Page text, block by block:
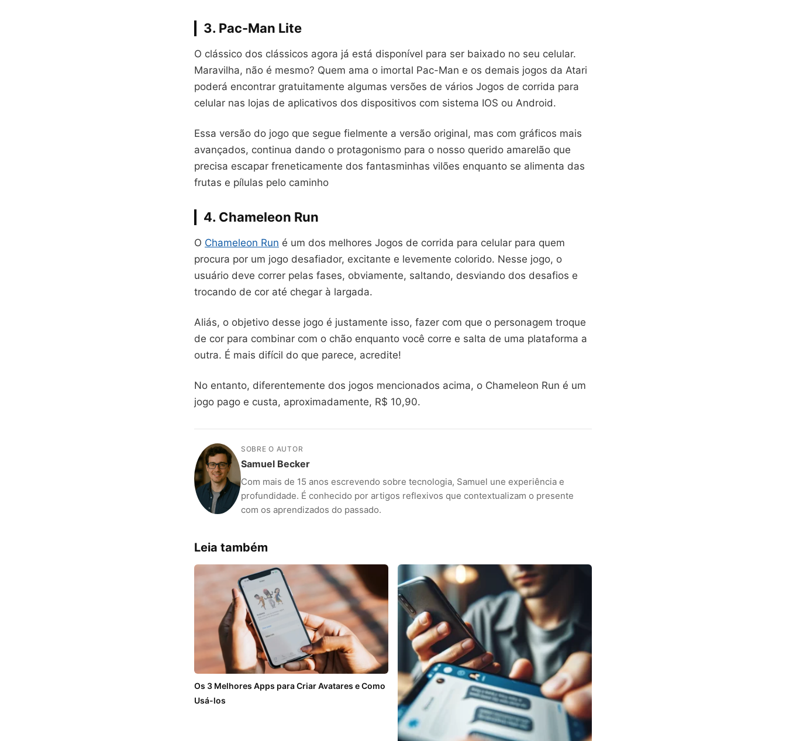
3. Pac-Man Lite
O clássico dos clássicos agora já está disponível para ser baixado no seu celular.
Maravilha, não é mesmo? Quem ama o imortal Pac-Man e os demais jogos da Atari
poderá encontrar gratuitamente algumas versões de vários Jogos de corrida para
celular nas lojas de aplicativos dos dispositivos com sistema IOS ou Android.
Essa versão do jogo que segue fielmente a versão original, mas com gráficos mais
avançados, continua dando o protagonismo para o nosso querido amarelão que
precisa escapar freneticamente dos fantasminhas vilões enquanto se alimenta das
frutas e pílulas pelo caminho
4. Chameleon Run
O Chameleon Run é um dos melhores Jogos de corrida para celular para quem
procura por um jogo desafiador, excitante e levemente colorido. Nesse jogo, o
usuário deve correr pelas fases, obviamente, saltando, desviando dos desafios e
trocando de cor até chegar à largada.
Aliás, o objetivo desse jogo é justamente isso, fazer com que o personagem troque
de cor para combinar com o chão enquanto você corre e salta de uma plataforma a
outra. É mais difícil do que parece, acredite!
No entanto, diferentemente dos jogos mencionados acima, o Chameleon Run é um
jogo pago e custa, aproximadamente, R$ 10,90.
SOBRE O AUTOR
Samuel Becker
Com mais de 15 anos escrevendo sobre tecnologia, Samuel une experiência e
profundidade. É conhecido por artigos reflexivos que contextualizam o presente
com os aprendizados do passado.
Leia também
Os 3 Melhores Apps para Criar Avatares e Como
Usá-los